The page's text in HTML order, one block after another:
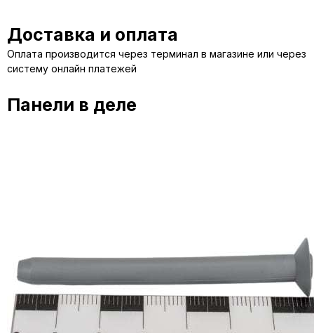
Доставка и оплата
Оплата производится через терминал в магазине или через
систему онлайн платежей
Панели в деле